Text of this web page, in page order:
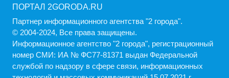
ПОРТАЛ 2GORODA.RU
Партнер информационного агентства "2 города".
© 2004-2024, Все права защищены.
Информационное агентство "2 города", регистрационный
номер СМИ: ИА № ФС77-81371 выдан Федеральной
службой по надзору в сфере связи, информационных